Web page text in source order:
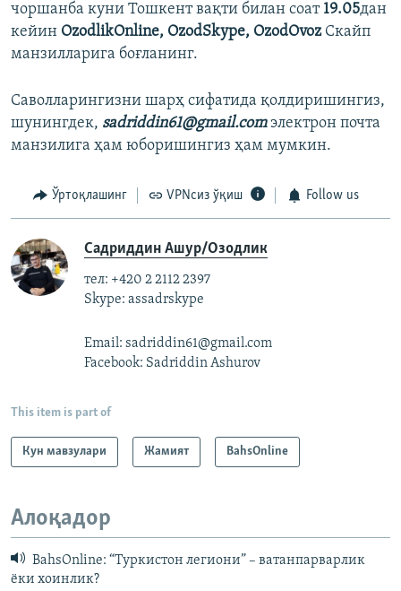
чоршанба куни Тошкент вақти билан соат 19.05дан
кейин OzodlikOnline, OzodSkype, OzodOvoz Скайп
манзилларига боғланинг.
Саволларингизни шарҳ сифатида қолдиришингиз,
шунингдек, sadriddin61@gmail.comэлектрон почта
манзилига ҳам юборишингиз ҳам мумкин.
Ўртоқлашинг VPNсиз ўқиш Follow us
Садриддин Ашур/Озодлик
тел: +420 2 2112 2397
Skype: assadrskype
Email: sadriddin61@gmail.com
Facebook: Sadriddin Ashurov
This item is part of
Кун мавзулари Жамият BahsOnline
Алоқадор
BahsOnline: “Туркистон легиони” – ватанпарварлик
ёки хоинлик?